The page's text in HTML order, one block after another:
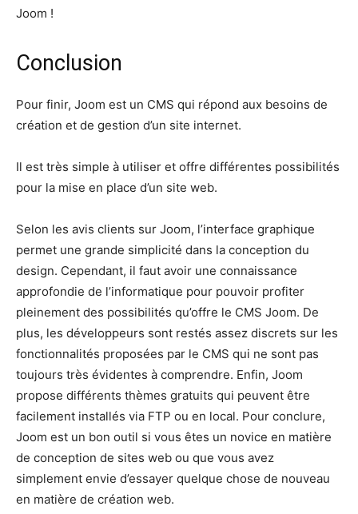
Joom !
Conclusion
Pour finir, Joom est un CMS qui répond aux besoins de
création et de gestion d’un site internet.
Il est très simple à utiliser et offre différentes possibilités
pour la mise en place d’un site web.
Selon les avis clients sur Joom, l’interface graphique
permet une grande simplicité dans la conception du
design. Cependant, il faut avoir une connaissance
approfondie de l’informatique pour pouvoir profiter
pleinement des possibilités qu’offre le CMS Joom. De
plus, les développeurs sont restés assez discrets sur les
fonctionnalités proposées par le CMS qui ne sont pas
toujours très évidentes à comprendre. Enfin, Joom
propose différents thèmes gratuits qui peuvent être
facilement installés via FTP ou en local. Pour conclure,
Joom est un bon outil si vous êtes un novice en matière
de conception de sites web ou que vous avez
simplement envie d’essayer quelque chose de nouveau
en matière de création web.